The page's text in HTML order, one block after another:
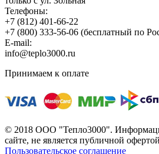
Телефоны:
+7 (812) 401-66-22
+7 (800) 333-56-06 (бесплатный по
E-mail:
info@teplo3000.ru
Принимаем к оплате
© 2018 ООО "Тепло3000".
сайте, не является публичной
Пользовательское соглашение